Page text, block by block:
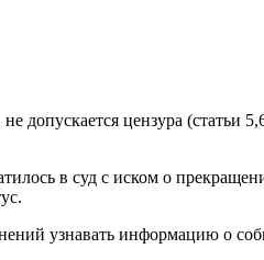
допускается цензура (статьи
в суд с иском о
узнавать информацию о